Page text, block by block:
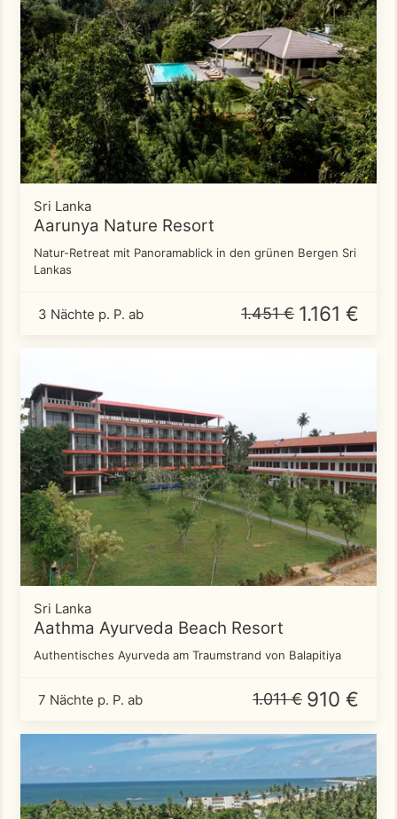
Sri Lanka
Aarunya Nature Resort
Natur-Retreat mit Panoramablick in den grünen Bergen Sri
Lankas
3 Nächte p. P. ab 1.451 € 1.161 €
Sri Lanka
Aathma Ayurveda Beach Resort
Authentisches Ayurveda am Traumstrand von Balapitiya
7 Nächte p. P. ab 1.011 € 910 €